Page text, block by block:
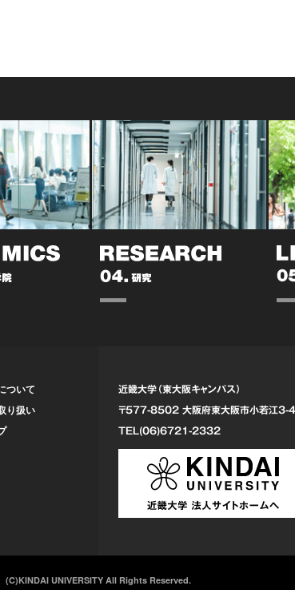
ついて
り扱い
近畿大学（東大阪キャンパス）
〒577-8502 大阪府東大阪市小若江3-
TEL(06)6721-2332
(C)KINDAI UNIVERSITY All Rights Reserved.